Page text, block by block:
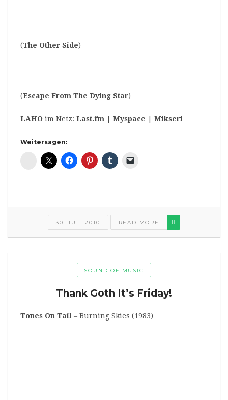
(The Other Side)
(Escape From The Dying Star)
LAHO im Netz: Last.fm Myspace Mikseri
Weitersagen:
Diaspora*
30. JULI 2010 READ MORE
SOUND OF MUSIC
Thank Goth It’s Friday!
Tones On Tail – Burning Skies (1983)